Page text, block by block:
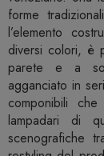
forme
l’elemento
diversi colori, è
parete e a
agganciato in
componibili
lampadari di
scenografiche